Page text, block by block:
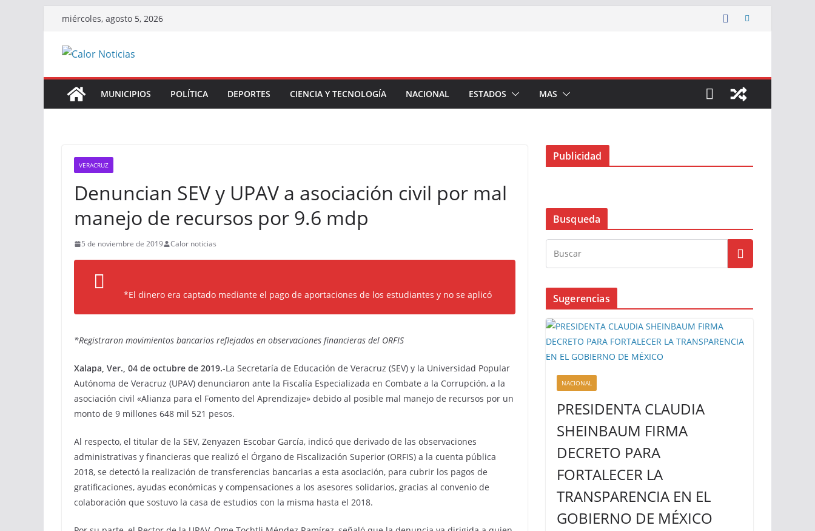
Saltar
contenido
miércoles, agosto 5, 2026
MUNICIPIOS POLÍTICA DEPORTES CIENCIA Y TECNOLOGÍA NACIONAL ESTADOS MAS
VERACRUZ
Denuncian SEV y UPAV a asociación civil por mal
manejo de recursos por 9.6 mdp
5 de noviembre de 2019 Calor noticias
*El dinero era captado mediante el pago de aportaciones de los estudiantes y no se aplicó
*Registraron movimientos bancarios reflejados en observaciones financieras del ORFIS
Xalapa, Ver., 04 de octubre de 2019.-La Secretaría de Educación de Veracruz (SEV) y la Universidad Popular
Autónoma de Veracruz (UPAV) denunciaron ante la Fiscalía Especializada en Combate a la Corrupción, a la
asociación civil «Alianza para el Fomento del Aprendizaje» debido al posible mal manejo de recursos por un
monto de 9 millones 648 mil 521 pesos.
Al respecto, el titular de la SEV, Zenyazen Escobar García, indicó que derivado de las observaciones
administrativas y financieras que realizó el Órgano de Fiscalización Superior (ORFIS) a la cuenta pública
2018, se detectó la realización de transferencias bancarias a esta asociación, para cubrir los pagos de
gratificaciones, ayudas económicas y compensaciones a los asesores solidarios, gracias al convenio de
colaboración que sostuvo la casa de estudios con la misma hasta el 2018.
Publicidad
Busqueda
Sugerencias
NACIONAL
PRESIDENTA CLAUDIA
SHEINBAUM FIRMA
DECRETO PARA
FORTALECER LA
TRANSPARENCIA EN EL
GOBIERNO DE MÉXICO